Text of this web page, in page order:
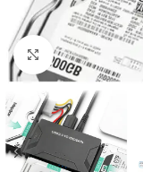
Click to enlarge